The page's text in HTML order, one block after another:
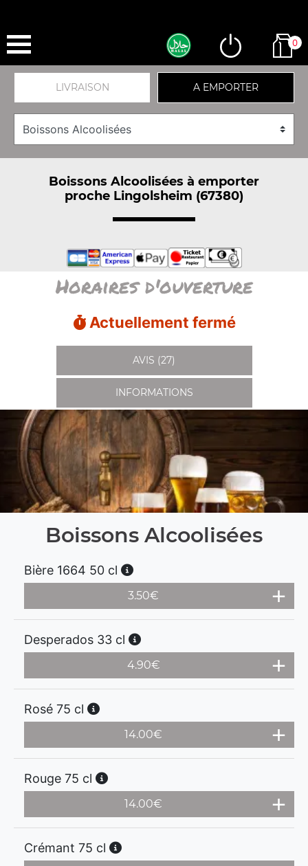
0
LIVRAISON A EMPORTER
Boissons Alcoolisées à emporter
proche Lingolsheim (67380)
Horaires d'ouverture
Actuellement fermé
AVIS (27)
INFORMATIONS
Boissons Alcoolisées
Bière 1664 50 cl
3.50€
Desperados 33 cl
4.90€
Rosé 75 cl
14.00€
Rouge 75 cl
14.00€
Crémant 75 cl